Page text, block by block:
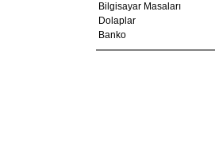
Bilgisayar Masaları
Dolaplar
Banko